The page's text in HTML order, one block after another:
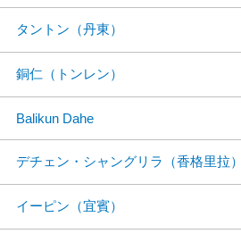
タントン（丹東）
銅仁（トンレン）
Balikun Dahe
デチェン・シャングリラ（香格里拉）
イーピン（宜賓）